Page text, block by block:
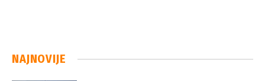
NAJNOVIJE